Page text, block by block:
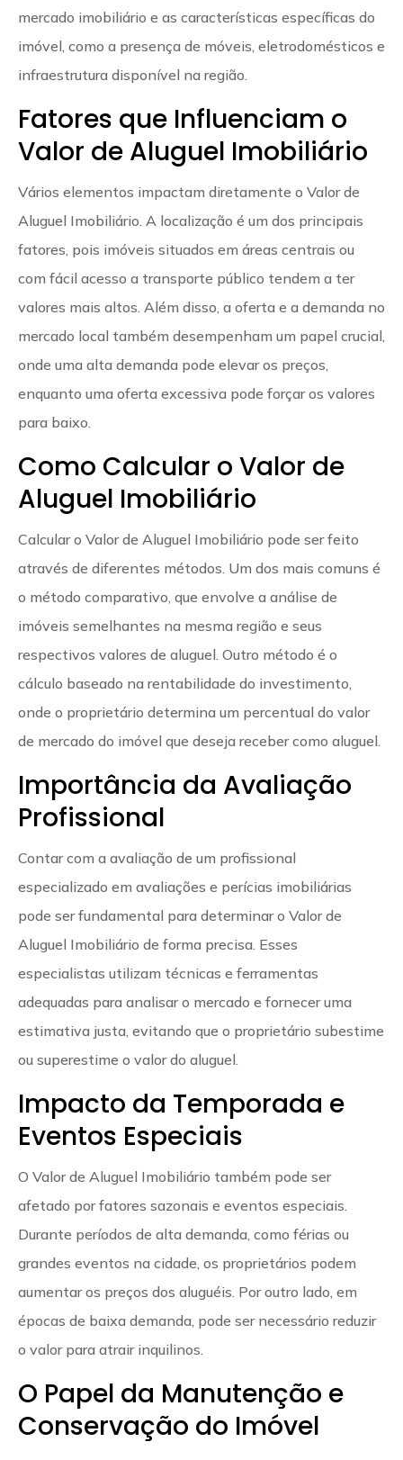
mercado imobiliário e as características específicas do
imóvel, como a presença de móveis, eletrodomésticos e
infraestrutura disponível na região.
Fatores que Influenciam o
Valor de Aluguel Imobiliário
Vários elementos impactam diretamente o Valor de
Aluguel Imobiliário. A localização é um dos principais
fatores, pois imóveis situados em áreas centrais ou
com fácil acesso a transporte público tendem a ter
valores mais altos. Além disso, a oferta e a demanda no
mercado local também desempenham um papel crucial,
onde uma alta demanda pode elevar os preços,
enquanto uma oferta excessiva pode forçar os valores
para baixo.
Como Calcular o Valor de
Aluguel Imobiliário
Calcular o Valor de Aluguel Imobiliário pode ser feito
através de diferentes métodos. Um dos mais comuns é
o método comparativo, que envolve a análise de
imóveis semelhantes na mesma região e seus
respectivos valores de aluguel. Outro método é o
cálculo baseado na rentabilidade do investimento,
onde o proprietário determina um percentual do valor
de mercado do imóvel que deseja receber como aluguel.
Importância da Avaliação
Profissional
Contar com a avaliação de um profissional
especializado em avaliações e perícias imobiliárias
pode ser fundamental para determinar o Valor de
Aluguel Imobiliário de forma precisa. Esses
especialistas utilizam técnicas e ferramentas
adequadas para analisar o mercado e fornecer uma
estimativa justa, evitando que o proprietário subestime
ou superestime o valor do aluguel.
Impacto da Temporada e
Eventos Especiais
O Valor de Aluguel Imobiliário também pode ser
afetado por fatores sazonais e eventos especiais.
Durante períodos de alta demanda, como férias ou
grandes eventos na cidade, os proprietários podem
aumentar os preços dos aluguéis. Por outro lado, em
épocas de baixa demanda, pode ser necessário reduzir
o valor para atrair inquilinos.
O Papel da Manutenção e
Conservação do Imóvel